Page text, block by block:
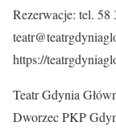
Rezerwacje: tel.
https://
Teatr Gdynia
Dworzec PKP